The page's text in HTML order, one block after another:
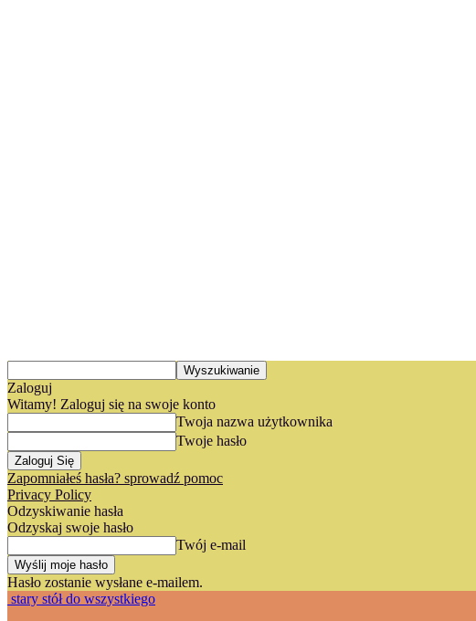
Zaloguj
Witamy! Zaloguj się na swoje konto
Twoja nazwa użytkownika
Twoje hasło
Zapomniałeś hasła? sprowadź pomoc
Privacy Policy
Odzyskiwanie hasła
Odzyskaj swoje hasło
Twój e-mail
Hasło zostanie wysłane e-mailem.
stary stół do wszystkiego